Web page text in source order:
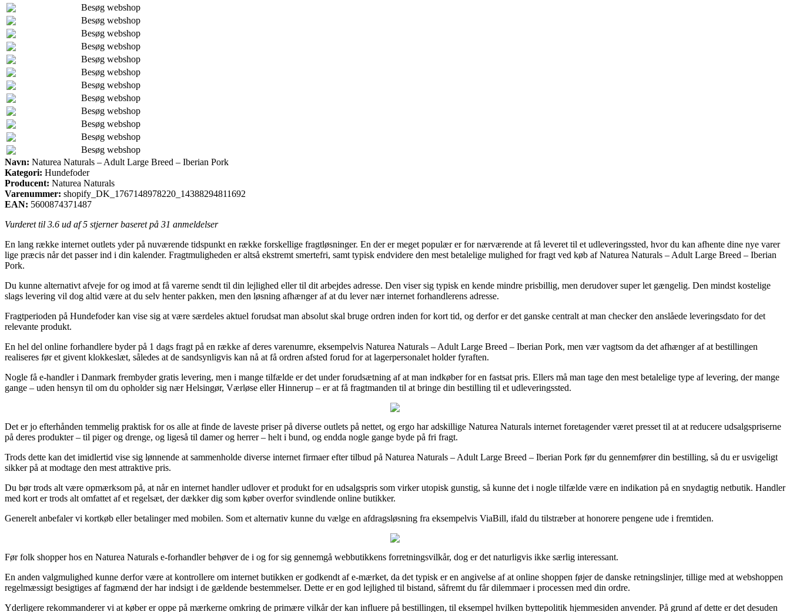
Besøg webshop
Besøg webshop
Besøg webshop
Besøg webshop
Besøg webshop
Besøg webshop
Besøg webshop
Besøg webshop
Besøg webshop
Besøg webshop
Besøg webshop
Besøg webshop
Navn: Naturea Naturals – Adult Large Breed – Iberian Pork
Kategori: Hundefoder
Producent: Naturea Naturals
Varenummer: shopify_DK_1767148978220_14388294811692
EAN: 5600874371487
Vurderet til 3.6 ud af 5 stjerner baseret på 31 anmeldelser
En lang række internet outlets yder på nuværende tidspunkt en række forskellige fragtløsninger. En der er meget populær er for nærværende at få leveret til et udleveringssted, hvor du kan afhente dine nye varer
lige præcis når det passer ind i din kalender. Fragtmuligheden er altså ekstremt smertefri, samt typisk endvidere den mest betalelige mulighed for fragt ved køb af Naturea Naturals – Adult Large Breed – Iberian
Pork.
Du kunne alternativt afveje for og imod at få varerne sendt til din lejlighed eller til dit arbejdes adresse. Den viser sig typisk en kende mindre prisbillig, men derudover super let gængelig. Den mindst kostelige
slags levering vil dog altid være at du selv henter pakken, men den løsning afhænger af at du lever nær internet forhandlerens adresse.
Fragtperioden på Hundefoder kan vise sig at være særdeles aktuel forudsat man absolut skal bruge ordren inden for kort tid, og derfor er det ganske centralt at man checker den anslåede leveringsdato for det
relevante produkt.
En hel del online forhandlere byder på 1 dags fragt på en række af deres varenumre, eksempelvis Naturea Naturals – Adult Large Breed – Iberian Pork, men vær vagtsom da det afhænger af at bestillingen
realiseres før et givent klokkeslæt, således at de sandsynligvis kan nå at få ordren afsted forud for at lagerpersonalet holder fyraften.
Nogle få e-handler i Danmark frembyder gratis levering, men i mange tilfælde er det under forudsætning af at man indkøber for en fastsat pris. Ellers må man tage den mest betalelige type af levering, der mange
gange – uden hensyn til om du opholder sig nær Helsingør, Værløse eller Hinnerup – er at få fragtmanden til at bringe din bestilling til et udleveringssted.
Det er jo efterhånden temmelig praktisk for os alle at finde de laveste priser på diverse outlets på nettet, og ergo har adskillige Naturea Naturals internet foretagender været presset til at at reducere udsalgspriserne
på deres produkter – til piger og drenge, og ligeså til damer og herrer – helt i bund, og endda nogle gange byde på fri fragt.
Trods dette kan det imidlertid vise sig lønnende at sammenholde diverse internet firmaer efter tilbud på Naturea Naturals – Adult Large Breed – Iberian Pork før du gennemfører din bestilling, så du er usvigeligt
sikker på at modtage den mest attraktive pris.
Du bør trods alt være opmærksom på, at når en internet handler udlover et produkt for en udsalgspris som virker utopisk gunstig, så kunne det i nogle tilfælde være en indikation på en snydagtig netbutik. Handler
med kort er trods alt omfattet af et regelsæt, der dækker dig som køber overfor svindlende online butikker.
Generelt anbefaler vi kortkøb eller betalinger med mobilen. Som et alternativ kunne du vælge en afdragsløsning fra eksempelvis ViaBill, ifald du tilstræber at honorere pengene ude i fremtiden.
Før folk shopper hos en Naturea Naturals e-forhandler behøver de i og for sig gennemgå webbutikkens forretningsvilkår, dog er det naturligvis ikke særlig interessant.
En anden valgmulighed kunne derfor være at kontrollere om internet butikken er godkendt af e-mærket, da det typisk er en angivelse af at online shoppen føjer de danske retningslinjer, tillige med at webshoppen
regelmæssigt besigtiges af fagmænd der har indsigt i de gældende bestemmelser. Dette er en god lejlighed til bistand, såfremt du får dilemmaer i processen med din ordre.
Yderligere rekommanderer vi at køber er oppe på mærkerne omkring de primære vilkår der kan influere på bestillingen, til eksempel hvilken byttepolitik hjemmesiden anvender. På grund af dette er det desuden